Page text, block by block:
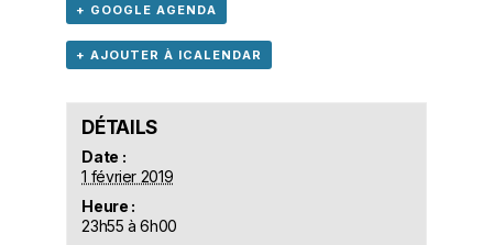
+ GOOGLE AGENDA
+ AJOUTER À ICALENDAR
DÉTAILS
Date :
1 février 2019
Heure :
23h55 à 6h00